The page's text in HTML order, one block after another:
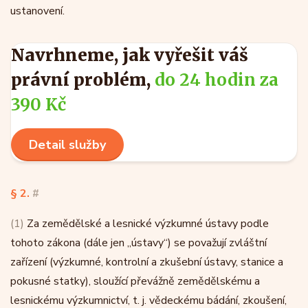
ustanovení.
Navrhneme, jak vyřešit váš
právní problém, do 24 hodin za
390 Kč
Detail služby
§ 2. #
(1) Za zemědělské a lesnické výzkumné ústavy podle
tohoto zákona (dále jen „ústavy“) se považují zvláštní
zařízení (výzkumné, kontrolní a zkušební ústavy, stanice a
pokusné statky), sloužící převážně zemědělskému a
lesnickému výzkumnictví, t. j. vědeckému bádání, zkoušení,